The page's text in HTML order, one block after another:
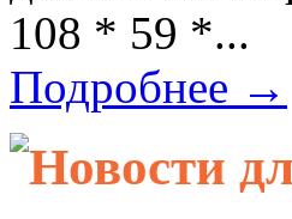
108 * 59 *...
Подробнее →
Новости